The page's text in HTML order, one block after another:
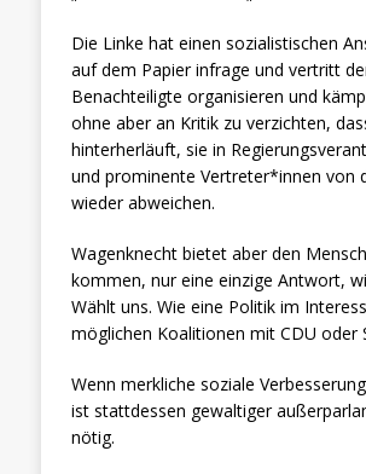
Die Linke hat einen sozialistischen
auf dem Papier infrage und vertritt
Benachteiligte organisieren und
ohne aber an Kritik zu verzichten,
hinterherläuft, sie in
und prominente Vertreter*innen von
wieder abweichen.
Wagenknecht bietet aber den
kommen, nur eine einzige Antwort,
Wählt uns. Wie eine Politik im
möglichen Koalitionen mit CDU oder
Wenn merkliche soziale
ist stattdessen gewaltiger
nötig.